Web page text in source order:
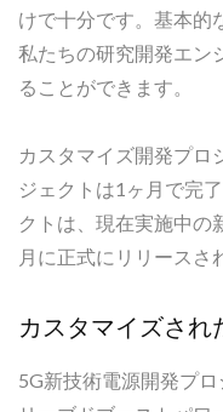
けで十分です。基本的
私たちの研究開発エン
ることができます。
カスタマイズ開発プロ
ジェクトは1ヶ月で完
クトは、現在実施中の
月に正式にリリースさ
カスタマイズさ
5G新技術電源開発プ